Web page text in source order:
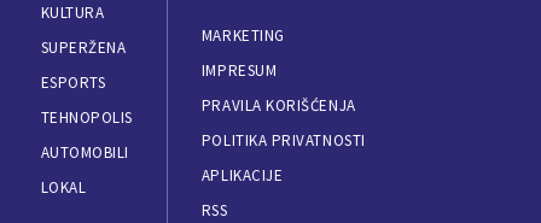
KULTURA
SUPERŽENA
ESPORTS
TEHNOPOLIS
AUTOMOBILI
LOKAL
MARKETING
IMPRESUM
PRAVILA KORIŠĆENJA
POLITIKA PRIVATNOSTI
APLIKACIJE
RSS